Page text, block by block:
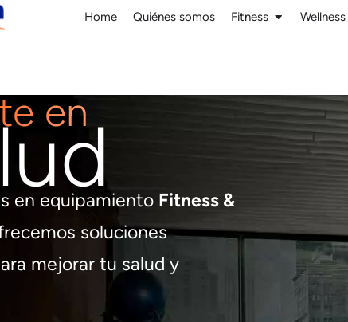
Home Quiénes somos Fitness Wellness
en equipamiento Fitness &
soluciones
mejorar tu salud y
en